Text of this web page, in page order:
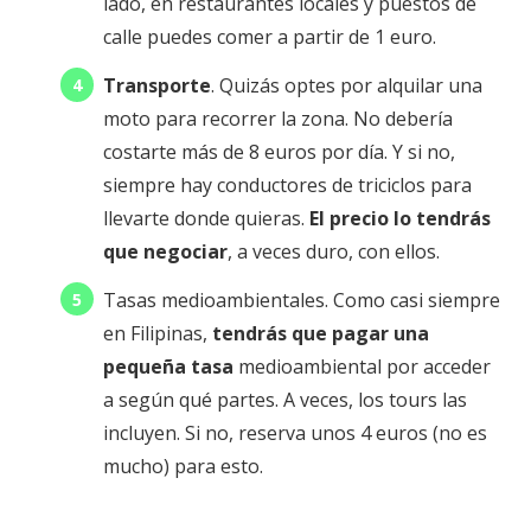
calle puedes comer a partir de 1 euro.
Transporte. Quizás optes por alquilar una
moto para recorrer la zona. No debería
costarte más de 8 euros por día. Y si no,
siempre hay conductores de triciclos para
llevarte donde quieras. El precio lo tendrás
que negociar, a veces duro, con ellos.
Tasas medioambientales. Como casi siempre
en Filipinas, tendrás que pagar una
pequeña tasa medioambiental por acceder
a según qué partes. A veces, los tours las
incluyen. Si no, reserva unos 4 euros (no es
mucho) para esto.